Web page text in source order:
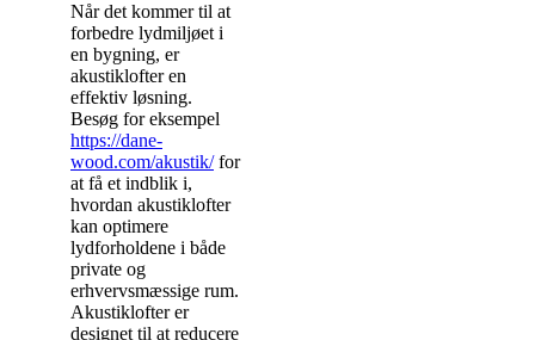
Når det kommer til at
forbedre lydmiljøet i
en bygning, er
akustiklofter en
effektiv løsning.
Besøg for eksempel
https://dane-
wood.com/akustik/for
at få et indblik i,
hvordan akustiklofter
kan optimere
lydforholdene i både
private og
erhvervsmæssige rum.
Akustiklofter er
designet til at reducere